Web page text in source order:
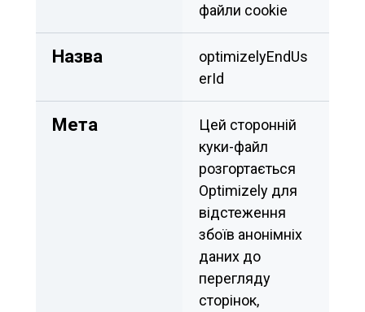
файли cookie
Назва
optimizelyEndUs
Мета
Цей сторонній
куки-файл
розгортається
Optimizely для
відстеження
збоїв анонімніх
даних до
перегляду
сторінок,